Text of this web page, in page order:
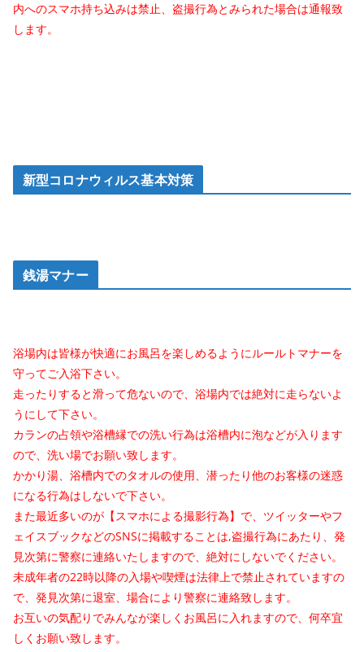
内へのスマホ持ち込みは禁止、盗撮行為とみられた場合は通報致
します。
新型コロナウィルス基本対策
銭湯マナー
浴場内は皆様が快適にお風呂を楽しめるようにルールトマナーを
守ってご入浴下さい。
走ったりすると滑って危ないので、浴場内では絶対に走らないよ
うにして下さい。
カランの占領や浴槽縁での洗い行為は浴槽内に泡などが入ります
ので、洗い場でお願い致します。
かかり湯、浴槽内でのタオルの使用、潜ったり他のお客様の迷惑
になる行為はしないで下さい。
また最近多いのが【スマホによる撮影行為】で、ツイッターやフ
ェイスブックなどのSNSに掲載することは,盗撮行為にあたり、発
見次第に警察に連絡いたしますので、絶対にしないでください。
未成年者の22時以降の入場や喫煙は法律上で禁止されていますの
で、発見次第に退室、場合により警察に連絡致します。
お互いの気配りでみんなが楽しくお風呂に入れますので、何卒宜
しくお願い致します。